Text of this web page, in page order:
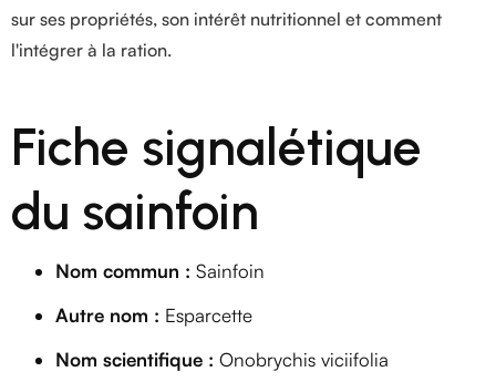
sur ses propriétés, son intérêt nutritionnel et comment
l'intégrer à la ration.
Fiche signalétique
du sainfoin
Nom commun : Sainfoin
Autre nom : Esparcette
Nom scientifique : Onobrychis viciifolia